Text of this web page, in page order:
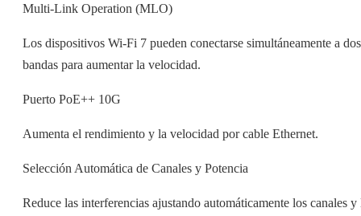
Multi-Link Operation (MLO)
Los dispositivos Wi-Fi 7 pueden conectarse simultáneamente a dos
bandas para aumentar la velocidad.
Puerto PoE++ 10G
Aumenta el rendimiento y la velocidad por cable Ethernet.
Selección Automática de Canales y Potencia
Reduce las interferencias ajustando automáticamente los canales y